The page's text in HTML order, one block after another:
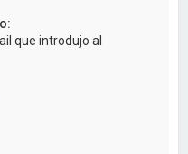
que introdujo al